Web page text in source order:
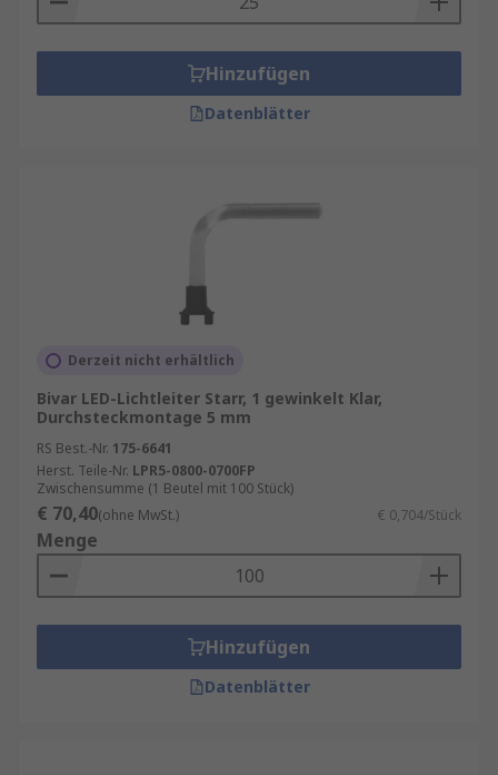
Hinzufügen
Datenblätter
Derzeit nicht erhältlich
Bivar LED-Lichtleiter Starr, 1 gewinkelt Klar,
Durchsteckmontage 5 mm
RS Best.-Nr. 175-6641
Herst. Teile-Nr. LPR5-0800-0700FP
Zwischensumme (1 Beutel mit 100 Stück)
€ 70,40(ohne MwSt.) € 0,704/Stück
Menge
Hinzufügen
Datenblätter